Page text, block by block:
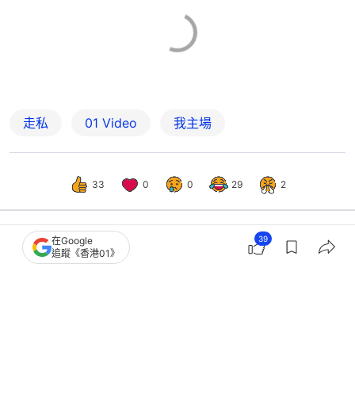
走私 01 Video 我主場
33 0 0 29 2
中國 大國小事
在Google
追蹤《香港01》
39